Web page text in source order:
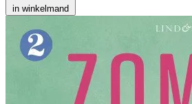
in winkelmand